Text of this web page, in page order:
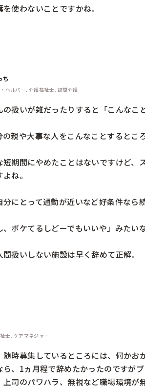
使わないことですかね。
ち
ヘルパー, 介護福祉士, 訪問介護
扱いが雑だったりすると「こんなこ
の親や大事な人をこんなことするとこ
短期間にやめたことはないですけど
ね。
分にとって通勤が近いなど好条件なら
、ボケてるしどーでもいいや」みたい
扱いしない施設は早く辞めて正解。
士, ケアマネジャー
随時募集しているところには、何かお
、1ヵ月程で辞めたかったのですがブ
上司のパワハラ、無視など職場環境が